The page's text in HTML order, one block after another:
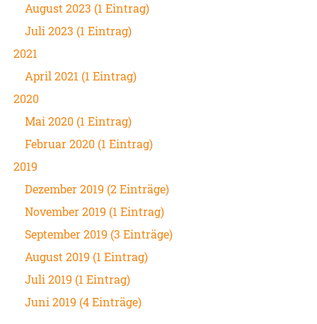
August 2023 (1 Eintrag)
Juli 2023 (1 Eintrag)
2021
April 2021 (1 Eintrag)
2020
Mai 2020 (1 Eintrag)
Februar 2020 (1 Eintrag)
2019
Dezember 2019 (2 Einträge)
November 2019 (1 Eintrag)
September 2019 (3 Einträge)
August 2019 (1 Eintrag)
Juli 2019 (1 Eintrag)
Juni 2019 (4 Einträge)